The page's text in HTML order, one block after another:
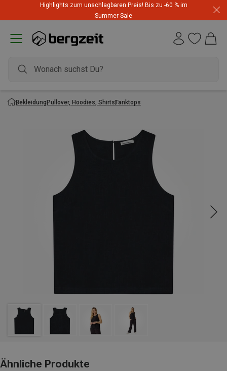
Highlights zum unschlagbaren Preis! Bis zu -60 % im
Summer Sale
BekleidungPullover, Hoodies, ShirtsTanktops
Ähnliche Produkte